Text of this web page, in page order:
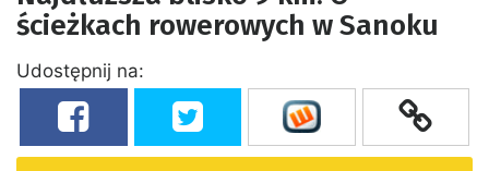
ścieżkach rowerowych w Sanoku
Udostępnij na: